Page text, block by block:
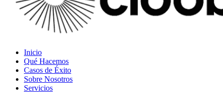
Inicio
Qué Hacemos
Casos de Éxito
Sobre Nosotros
Servicios